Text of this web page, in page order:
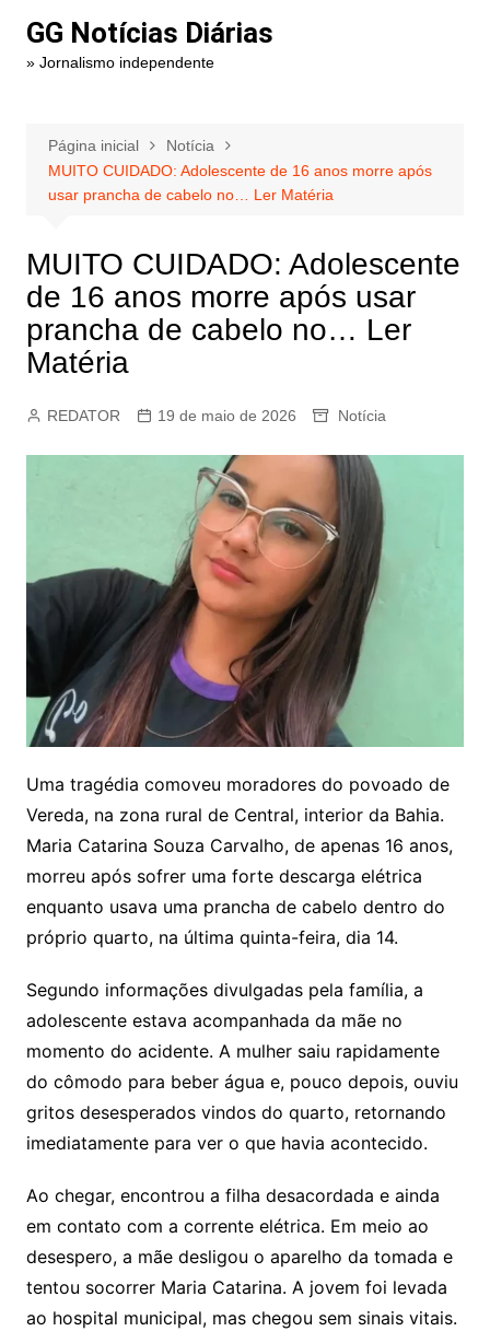
paraGG Notícias Diárias
» Jornalismo independente
Página inicial
Notícia
MUITO CUIDADO: Adolescente de 16 anos morre após
usar prancha de cabelo no… Ler Matéria
MUITO CUIDADO: Adolescente
de 16 anos morre após usar
prancha de cabelo no… Ler
Matéria
REDATOR 19 de maio de 2026 Notícia
Uma tragédia comoveu moradores do povoado de
Vereda, na zona rural de Central, interior da Bahia.
Maria Catarina Souza Carvalho, de apenas 16 anos,
morreu após sofrer uma forte descarga elétrica
enquanto usava uma prancha de cabelo dentro do
próprio quarto, na última quinta-feira, dia 14.
Segundo informações divulgadas pela família, a
adolescente estava acompanhada da mãe no
momento do acidente. A mulher saiu rapidamente
do cômodo para beber água e, pouco depois, ouviu
gritos desesperados vindos do quarto, retornando
imediatamente para ver o que havia acontecido.
Ao chegar, encontrou a filha desacordada e ainda
em contato com a corrente elétrica. Em meio ao
desespero, a mãe desligou o aparelho da tomada e
tentou socorrer Maria Catarina. A jovem foi levada
ao hospital municipal, mas chegou sem sinais vitais.